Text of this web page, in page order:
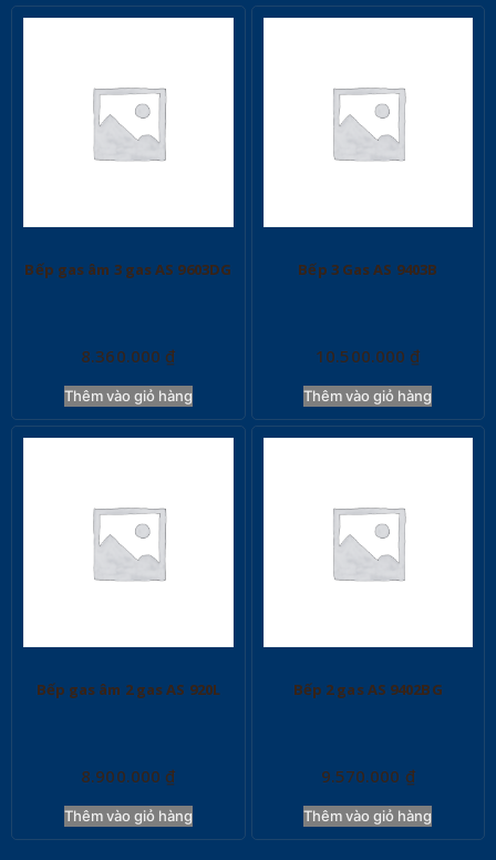
Bếp gas âm 3 gas AS 9603DG
8.360.000 ₫
Thêm vào giỏ hàng
Bếp 3 Gas AS 9403B
10.500.000 ₫
Thêm vào giỏ hàng
Bếp gas âm 2 gas AS 920L
8.900.000 ₫
Thêm vào giỏ hàng
Bếp 2 gas AS 9402BG
9.570.000 ₫
Thêm vào giỏ hàng